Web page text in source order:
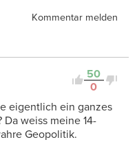
Kommentar melden
50
0
eigentlich ein ganzes
weiss meine 14-
Geopolitik.